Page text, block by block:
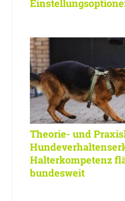
Theorie- und
Halterkompetenz
bundesweit